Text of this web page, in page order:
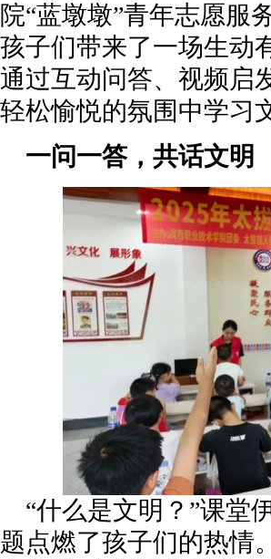
院“蓝墩墩”青年志愿服
孩子们带来了一场生动
通过互动问答、视频启
轻松愉悦的氛围中学习
一问一答，共话文明
“什么是文明？”课堂
题点燃了孩子们的热情